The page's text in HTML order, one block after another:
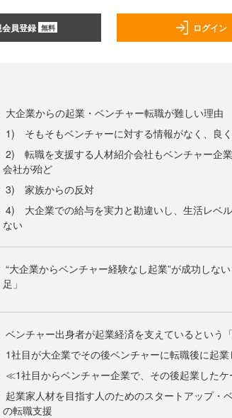
員登録 無料 ログイン
大企業からの起業・ベンチャー転職が難しい理由
1) そもそもベンチャーに対する情報がなく、良
2) 転職を支援する人材紹介会社もベンチャー企
会社が殆ど
3) 家族からの反対
4) 大企業での給与を実力と勘違いし、生活レベ
ない
“大企業からベンチャー経験なし起業”が成功しな
足」
ベンチャー出身者が起業経済を支えているという「
1社目が大企業でその後ベンチャーに転職後に起業
≪1社目からベンチャー企業で、その後起業した
起業家人材を目指す人のためのスタートアップ・
の転職支援